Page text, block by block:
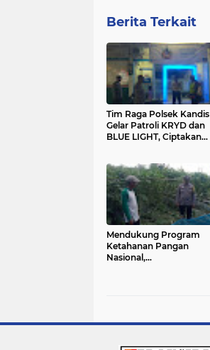
Berita Terkait
Tim Raga Polsek Kandis
Gelar Patroli KRYD dan
BLUE LIGHT, Ciptakan
Mendukung Program
Ketahanan Pangan
Nasional,